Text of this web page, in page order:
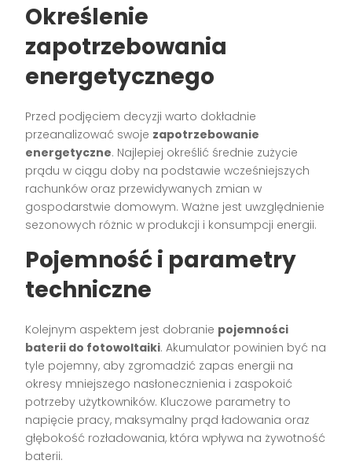
Określenie
zapotrzebowania
energetycznego
Przed podjęciem decyzji warto dokładnie
przeanalizować swoje zapotrzebowanie
energetyczne. Najlepiej określić średnie zużycie
prądu w ciągu doby na podstawie wcześniejszych
rachunków oraz przewidywanych zmian w
gospodarstwie domowym. Ważne jest uwzględnienie
sezonowych różnic w produkcji i konsumpcji energii.
Pojemność i parametry
techniczne
Kolejnym aspektem jest dobranie pojemności
baterii do fotowoltaiki. Akumulator powinien być na
tyle pojemny, aby zgromadzić zapas energii na
okresy mniejszego nasłonecznienia i zaspokoić
potrzeby użytkowników. Kluczowe parametry to
napięcie pracy, maksymalny prąd ładowania oraz
głębokość rozładowania, która wpływa na żywotność
baterii.